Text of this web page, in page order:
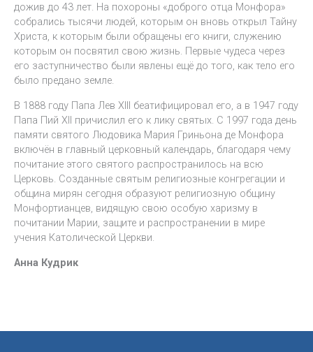
дожив до 43 лет. На похороны «доброго отца Монфора»
собрались тысячи людей, которым он вновь открыл Тайну
Христа, к которым были обращены его книги, служению
которым он посвятил свою жизнь. Первые чудеса через
его заступничество были явлены ещё до того, как тело его
было предано земле.
В 1888 году Папа Лев XIII беатифицировал его, а в 1947 году
Папа Пий XII причислил его к лику святых. С 1997 года день
памяти святого Людовика Мария Гриньона де Монфора
включён в главный церковный календарь, благодаря чему
почитание этого святого распространилось на всю
Церковь. Созданные святым религиозные конгрегации и
община мирян сегодня образуют религиозную общину
Монфортианцев, видящую свою особую харизму в
почитании Марии, защите и распространении в мире
учения Католической Церкви.
Анна Кудрик